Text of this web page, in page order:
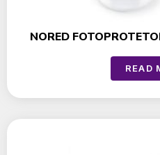
NORED
READ